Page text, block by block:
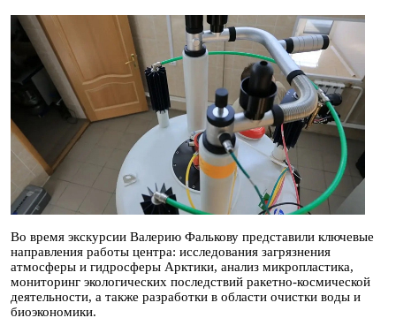
Во время экскурсии Валерию Фалькову представили ключевые
направления работы центра: исследования загрязнения
атмосферы и гидросферы Арктики, анализ микропластика,
мониторинг экологических последствий ракетно-космической
деятельности, а также разработки в области очистки воды и
биоэкономики.